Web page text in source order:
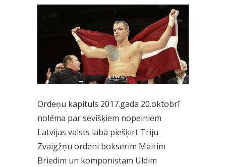
Ordeņu kapituls 2017.gada 20.oktobrī
nolēma par sevišķiem nopelniem
Latvijas valsts labā piešķirt Triju
Zvaigžņu ordeni bokserim Mairim
Briedim un komponistam Uldim